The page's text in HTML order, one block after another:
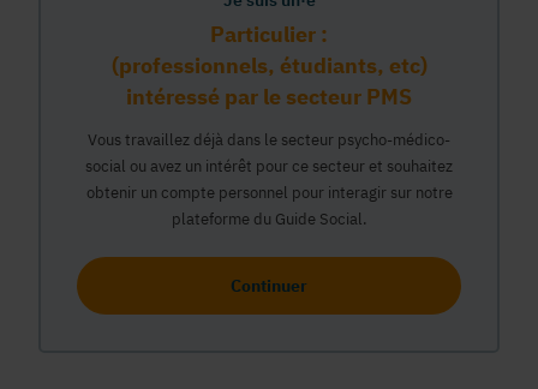
Particulier :
(professionnels, étudiants, etc)
intéressé par le secteur PMS
Vous travaillez déjà dans le secteur psycho-médico-
social ou avez un intérêt pour ce secteur et souhaitez
obtenir un compte personnel pour interagir sur notre
plateforme du Guide Social.
Continuer